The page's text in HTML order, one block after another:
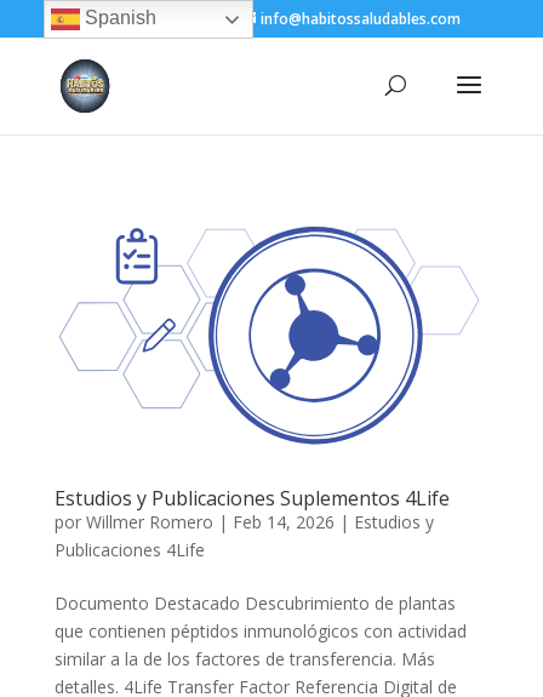
+(505) 8200-1450 info@habitossaludables.com
Estudios y Publicaciones Suplementos 4Life
por Willmer Romero | Feb 14, 2026 | Estudios y
Publicaciones 4Life
Documento Destacado Descubrimiento de plantas
que contienen péptidos inmunológicos con actividad
similar a la de los factores de transferencia. Más
detalles. 4Life Transfer Factor Referencia Digital de
Spanish